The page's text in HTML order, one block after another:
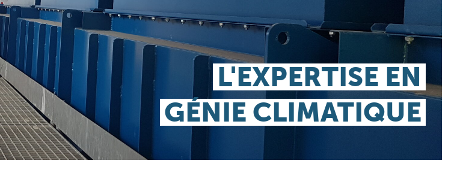
L'EXPERTISE EN
GÉNIE CLIMATIQUE